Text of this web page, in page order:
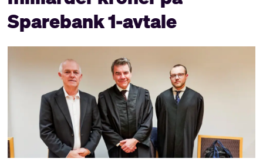
Sparebank 1-avtale